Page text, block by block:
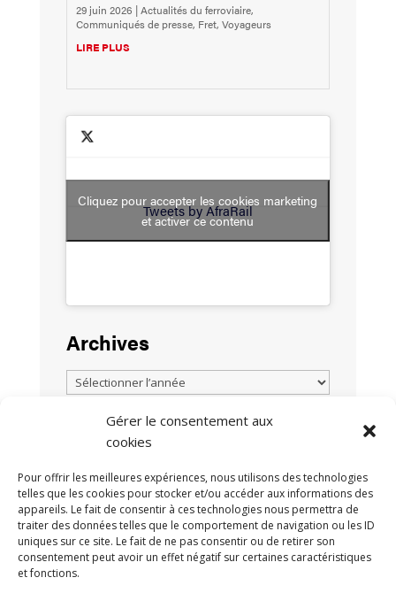
Gérer le consentement aux
cookies
Pour offrir les meilleures expériences, nous utilisons des technologies
telles que les cookies pour stocker et/ou accéder aux informations des
appareils. Le fait de consentir à ces technologies nous permettra de
traiter des données telles que le comportement de navigation ou les ID
uniques sur ce site. Le fait de ne pas consentir ou de retirer son
consentement peut avoir un effet négatif sur certaines caractéristiques
et fonctions.
29 juin 2026 |Actualités du ferroviaire,
Communiqués de presse, Fret, Voyageurs
LIRE PLUS
Tweets by AfraRail
Cliquez pour accepter les cookies marketing
et activer ce contenu
Archives
TOUTES LES ACTUALITÉS